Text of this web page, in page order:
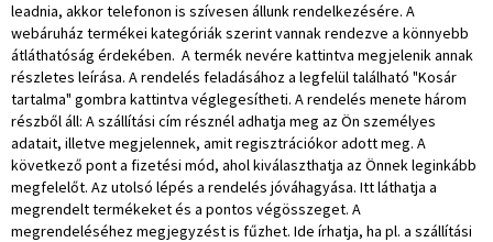
leadnia, akkor telefonon is szívesen állunk rendelkezésére. A
webáruház termékei kategóriák szerint vannak rendezve a könnyebb
átláthatóság érdekében. A termék nevére kattintva megjelenik annak
részletes leírása. A rendelés feladásához a legfelül található "Kosár
tartalma" gombra kattintva véglegesítheti. A rendelés menete három
részből áll: A szállítási cím résznél adhatja meg az Ön személyes
adatait, illetve megjelennek, amit regisztrációkor adott meg. A
következő pont a fizetési mód, ahol kiválaszthatja az Önnek leginkább
megfelelőt. Az utolsó lépés a rendelés jóváhagyása. Itt láthatja a
megrendelt termékeket és a pontos végösszeget. A
megrendeléséhez megjegyzést is fűzhet. Ide írhatja, ha pl. a szállítási